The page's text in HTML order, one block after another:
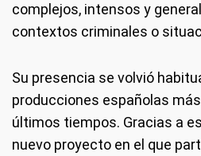
complejos, intensos y
contextos criminales o
Su presencia se volvió
producciones españolas
últimos tiempos. Gracias a
nuevo proyecto en el que